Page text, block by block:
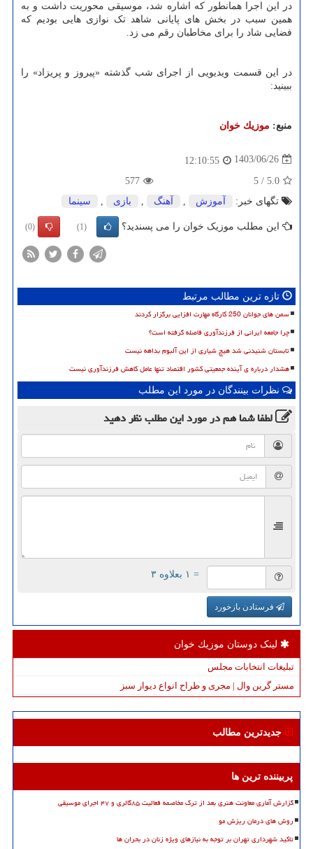
در این اجرا همانطور که اشاره شد، موسیقی محوریت داشت و به
همین سبب در بخش های پایانی شاهد تک نوازی هایی بودیم که
فضایی شاد را برای مخاطبان رقم می زد.
در این قسمت ویدیویی از اجرای شب گذشته «پیروز و پریزاد» را
ببینید:
منبع: موزیك خوان
1403/06/26
12:10:55
5.0
/
5
577
تگهای خبر:
آموزش آهنگ بازی سینما
این مطلب موزیک خوان را می پسندید؟ (1)
(0)
تازه ترین مطالب مرتبط
سمن های جوانان 250 کارگاه مهارت افزایی برگزار کردند
چرا جامعه ایرانی از فرزندآوری فاصله گرفته است؟
تابستان شنیدنی شد هیچ شیاری از این آلبوم بداهه نیست
هشدار درباره ی آینده جمعیتی کشور اقتصاد تنها عامل کاهش فرزندآوری نیست
نظرات بینندگان در مورد این مطلب
لطفا شما همدر مورد این مطلبنظر دهید
= ۱ بعلاوه ۳
فرستادن بازخورد
لینک دوستان موزیك خوان
تبلیغات انتخابات مجلس
مستر گرین وال | مجری و طراح انواع دیوار سبز
جدیدترین مطالب
پربیننده ترین ها
گزارش آماری معاونت هنری بعد از ترک مخاصمه فعالیت ۸۵گالری و ۴۷ اجرای موسیقی
روش های درمان ریزش مو
تاکید شهرداری تهران بر توجه به نیازهای ویژه زنان در بحران ها